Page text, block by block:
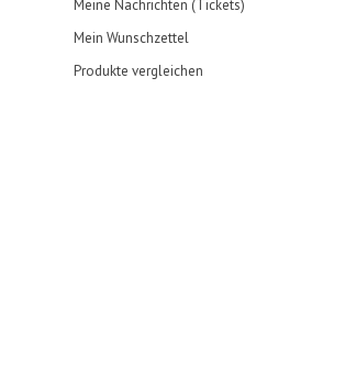
Meine Nachrichten (Tickets)
Mein Wunschzettel
Produkte vergleichen